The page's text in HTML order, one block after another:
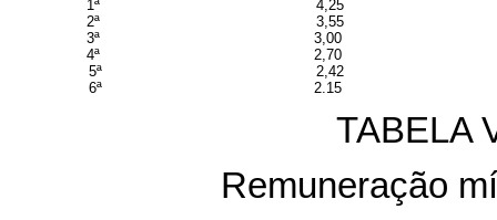
1ª
4,25
2ª
3,55
3ª
3,00
4ª
2,70
5ª
2,42
6ª
2.15
TABELA
Remuneração